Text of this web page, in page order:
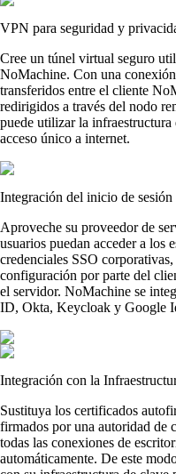
VPN para seguridad y
Cree un túnel virtual seguro
NoMachine. Con una conexión
transferidos entre el cliente
redirigidos a través del nodo
puede utilizar la infraestructura
acceso único a internet.
Integración del inicio de
Aproveche su proveedor de
usuarios puedan acceder a los
credenciales SSO
configuración por parte del
el servidor. NoMachine se
ID, Okta, Keycloak y Google
Integración con la
Sustituya los certificados
firmados por una autoridad de
todas las conexiones de
automáticamente. De este